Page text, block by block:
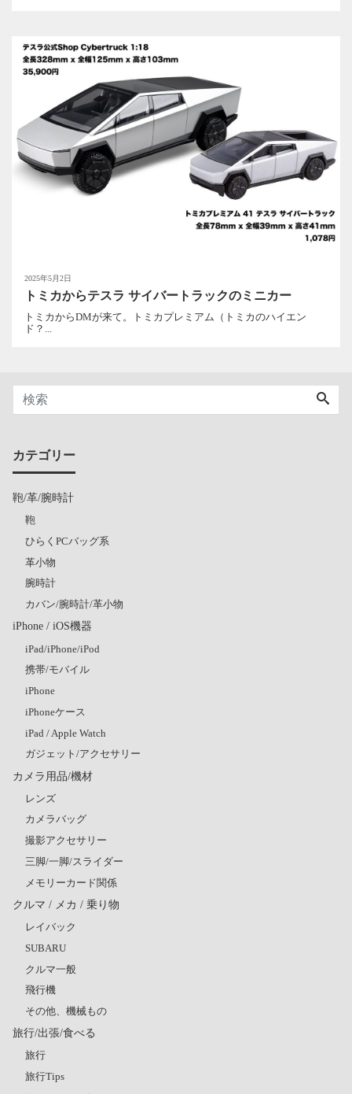
2025年5月2日
トミカからテスラ サイバートラックのミニカー
トミカからDMが来て。トミカプレミアム（トミカのハイエン
ド？...
カテゴリー
鞄/革/腕時計
鞄
ひらくPCバッグ系
革小物
腕時計
カバン/腕時計/革小物
iPhone / iOS機器
iPad/iPhone/iPod
携帯/モバイル
iPhone
iPhoneケース
iPad / Apple Watch
ガジェット/アクセサリー
カメラ用品/機材
レンズ
カメラバッグ
撮影アクセサリー
三脚/一脚/スライダー
メモリーカード関係
クルマ / メカ / 乗り物
レイバック
SUBARU
クルマ一般
飛行機
その他、機械もの
旅行/出張/食べる
旅行
旅行Tips